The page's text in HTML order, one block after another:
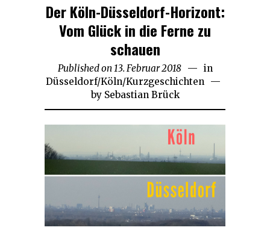
Der Köln-Düsseldorf-Horizont:
Vom Glück in die Ferne zu
schauen
Published on13. Februar 20185.
Dezember
in
Düsseldorf/Köln/Kurzgeschichten
by Sebastian Brück